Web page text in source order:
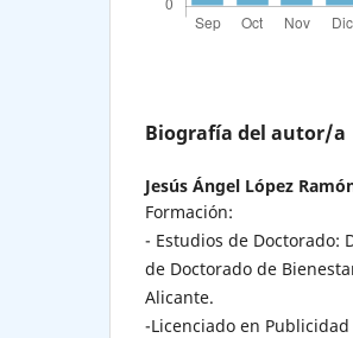
Biografía del autor/a
Jesús Ángel López
Formación:
- Estudios de Doctorado:
de Doctorado de
Alicante.
-Licenciado en